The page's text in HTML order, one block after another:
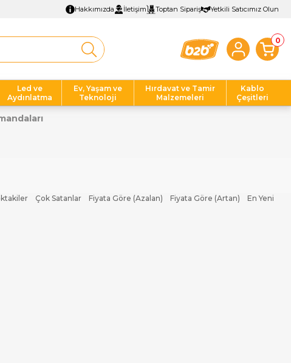
Hakkımızda İletişim Toptan Sipariş Yetkili Satıcımız Olun
0
Led ve
Aydınlatma
Ev, Yaşam ve
Teknoloji
Hırdavat ve Tamir
Malzemeleri
Kablo
Çeşitleri
En Yeni
Fiyata Göre (Artan)
Fiyata Göre (Azalan)
Çok Satanlar